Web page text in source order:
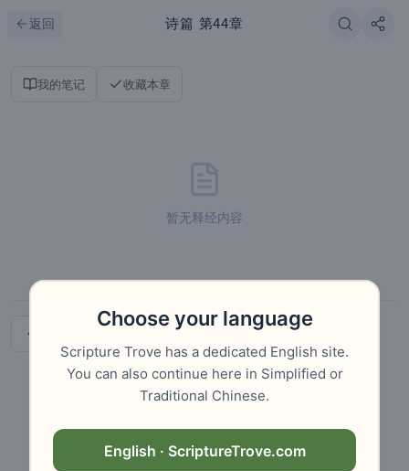
返回 诗篇 第44章
我的笔记 收藏本章
暂无释经内容
Choose your language
Scripture Trove has a dedicated English site.
You can also continue here in Simplified or
Traditional Chinese.
English · ScriptureTrove.com